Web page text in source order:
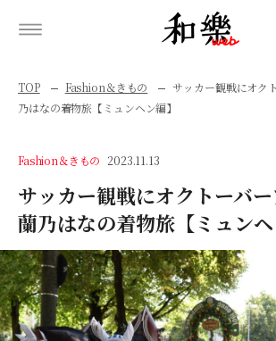
TOP Fashion＆きもの
サッカー観戦にオク
乃はなの着物旅【ミュンヘン編】
Fashion＆きもの 2023.11.13
サッカー観戦にオクトーバー
蘭乃はなの着物旅【ミュンヘ